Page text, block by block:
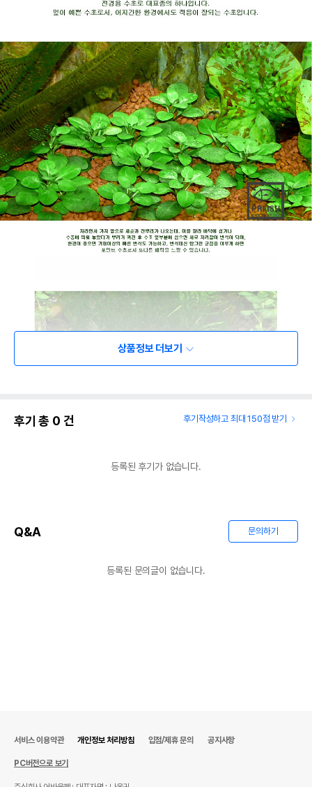
상품정보 더보기
후기 총 0 건 후기작성하고 최대 150점 받기
등록된 후기가 없습니다.
Q&A 문의하기
등록된 문의글이 없습니다.
서비스 이용약관 개인정보 처리방침 입점/제휴 문의 공지사항
PC버전으로 보기